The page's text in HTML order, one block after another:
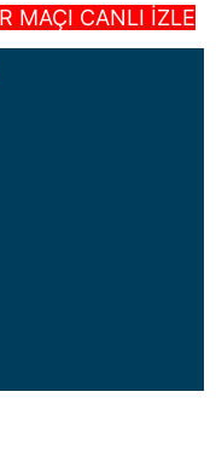
MAÇI CANLI İZLE